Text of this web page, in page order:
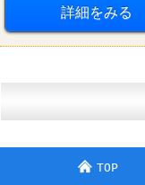
詳細をみる
TOP